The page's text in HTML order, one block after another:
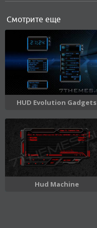
Смотрите еще
HUD Evolution Gadgets
Hud Machine